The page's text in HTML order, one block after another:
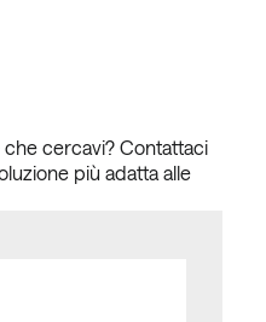
che cercavi? Contattaci
più adatta alle